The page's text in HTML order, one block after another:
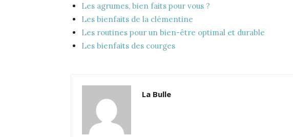
Les agrumes, bien faits pour vous ?
Les bienfaits de la clémentine
Les routines pour un bien-être optimal et durable
Les bienfaits des courges
La Bulle